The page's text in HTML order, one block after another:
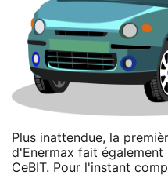
Plus inattendue, la
d'Enermax fait
CeBIT. Pour l'instant